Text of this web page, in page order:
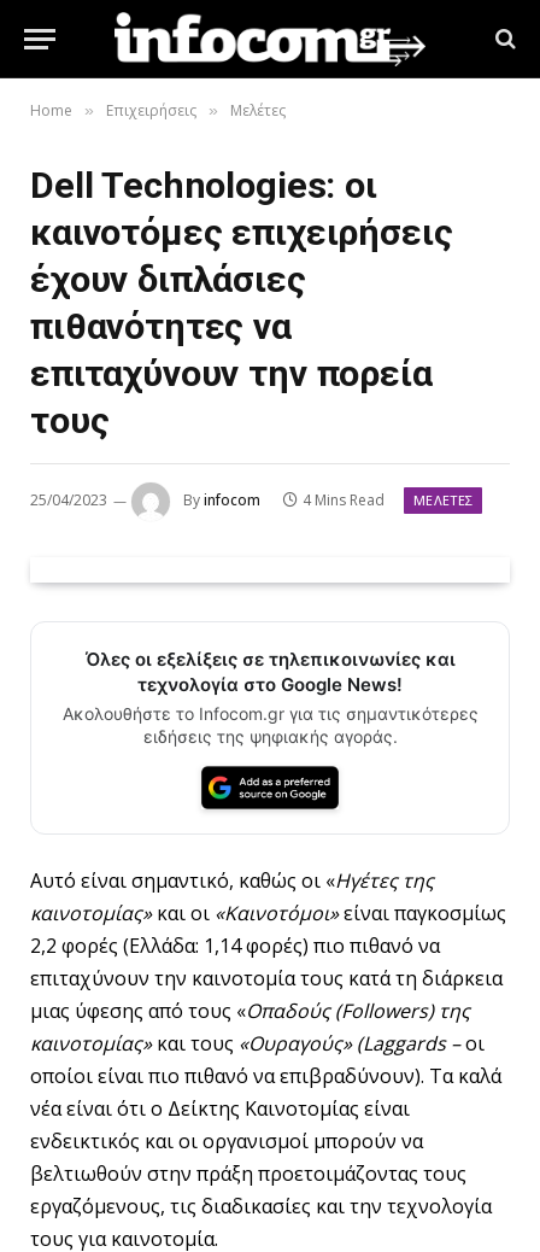
Home » Επιχειρήσεις » Μελέτες
Dell Technologies: οι
καινοτόμες επιχειρήσεις
έχουν διπλάσιες
πιθανότητες να
επιταχύνουν την πορεία
τους
25/04/2023 Byinfocom 4 Mins Read ΜΕΛΈΤΕΣ
Όλες οι εξελίξεις σε τηλεπικοινωνίες και
τεχνολογία στο Google News!
Ακολουθήστε το Infocom.gr για τις σημαντικότερες
ειδήσεις της ψηφιακής αγοράς.
Αυτό είναι σημαντικό, καθώς οι «Ηγέτες της
καινοτομίας»και οι «Καινοτόμοι»είναι παγκοσμίως
2,2 φορές (Ελλάδα: 1,14 φορές) πιο πιθανό να
επιταχύνουν την καινοτομία τους κατά τη διάρκεια
μιας ύφεσης από τους «Οπαδούς(Followers) της
καινοτομίας»και τους «Ουραγούς» (Laggards–οι
οποίοι είναι πιο πιθανό να επιβραδύνουν). Τα καλά
νέα είναι ότι ο Δείκτης Καινοτομίας είναι
ενδεικτικός και οι οργανισμοί μπορούν να
βελτιωθούν στην πράξη προετοιμάζοντας τους
εργαζόμενους, τις διαδικασίες και την τεχνολογία
τους για καινοτομία.